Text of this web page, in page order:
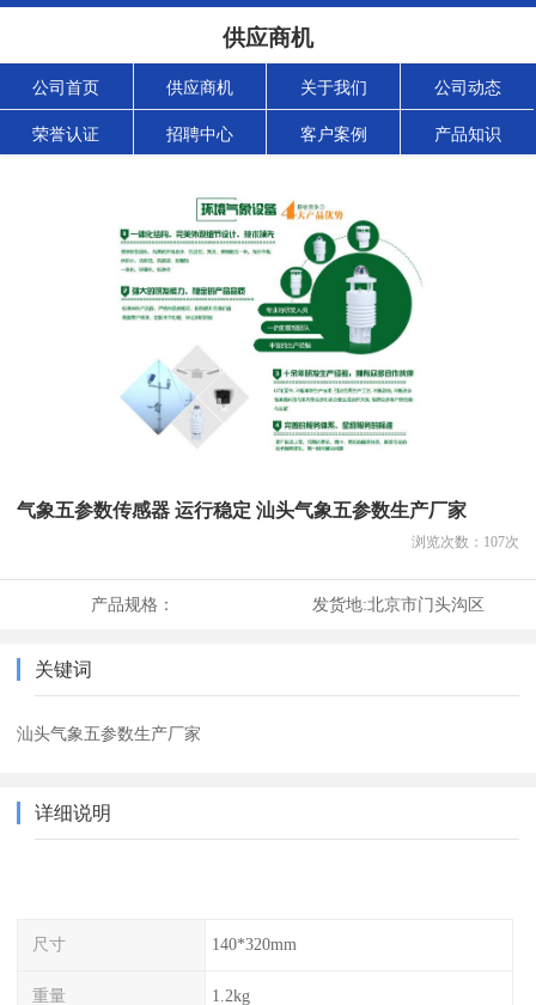
供应商机
公司首页 供应商机 关于我们 公司动态
荣誉认证 招聘中心 客户案例 产品知识
气象五参数传感器 运行稳定 汕头气象五参数生产厂家
浏览次数： 107次
产品规格： 发货地:北京市门头沟区
关键词
汕头气象五参数生产厂家
详细说明
尺寸 140*320mm
重量 1.2kg